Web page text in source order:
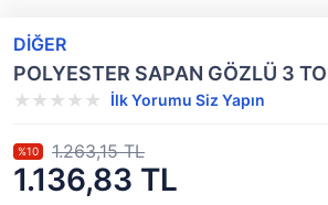
DİĞER
POLYESTER SAPAN GÖZLÜ 3
İlk Yorumu Siz Yapın
1.136,83 TL
%10 1.263,15 TL